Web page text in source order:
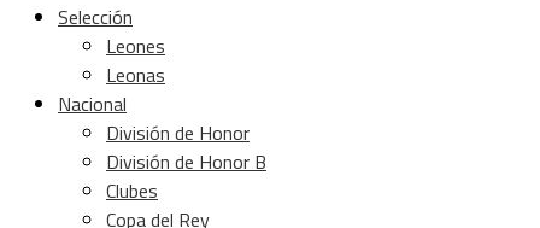
Selección
Leones
Leonas
Nacional
División de Honor
División de Honor B
Clubes
Copa del Rey